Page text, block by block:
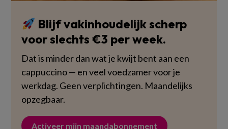
Blijf vakinhoudelijk scherp
voor slechts €3 per week.
Dat is minder dan wat je kwijt bent aan een
cappuccino — en veel voedzamer voor je
werkdag. Geen verplichtingen. Maandelijks
opzegbaar.
Activeer mijn maandabonnement